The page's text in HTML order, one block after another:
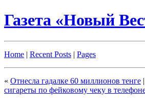
Газета «Новый
Home | Recent Posts | Pages
« Отнесла гадалке 60 миллионов тенге |
сигареты по фейковому чеку в